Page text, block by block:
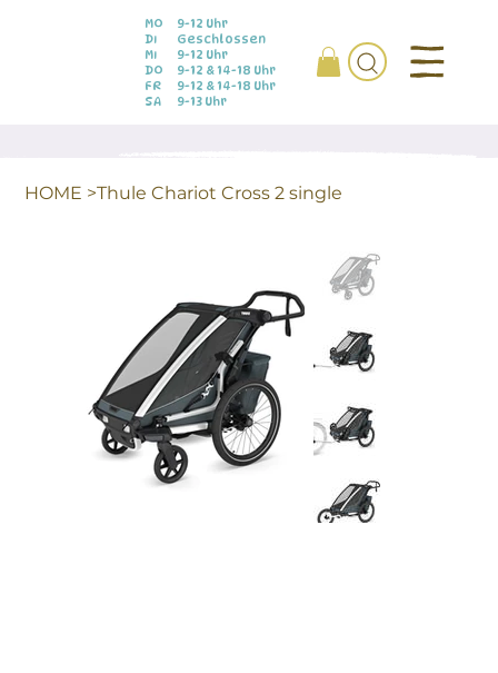
MO
DI
MI
DO
FR
SA
9-12 Uhr
Geschlossen
9-12 Uhr
9-12 & 14-18 Uhr
9-12 & 14-18 Uhr
9-13 Uhr
HOME >Thule Chariot Cross 2 single